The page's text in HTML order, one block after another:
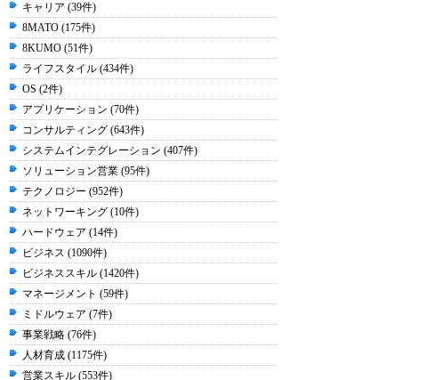
キャリア (39件)
8MATO (175件)
8KUMO (51件)
ライフスタイル (434件)
OS (2件)
アプリケーション (70件)
コンサルティング (643件)
システムインテグレーション (407件)
ソリューション営業 (95件)
テクノロジー (952件)
ネットワーキング (10件)
ハードウェア (14件)
ビジネス (1090件)
ビジネススキル (1420件)
マネージメント (59件)
ミドルウェア (7件)
事業戦略 (76件)
人材育成 (1175件)
営業スキル (553件)